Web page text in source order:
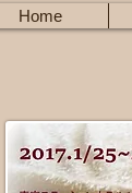
Home